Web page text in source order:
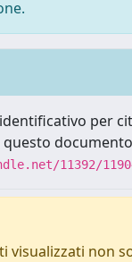
per
11392/
visualizzati non